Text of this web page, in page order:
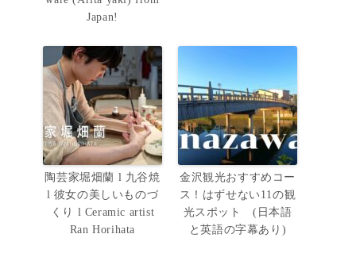
Japan!
陶芸家堀畑蘭 l 九谷焼
l 彼女の美しいものづ
くり l Ceramic artist
Ran Horihata
金沢観光おすすめコー
ス！はずせない11の観
光スポット (日本語
と英語の字幕あり)